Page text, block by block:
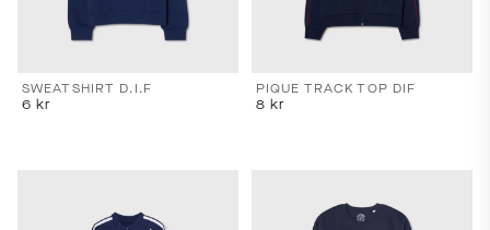
SWEATSHIRT D.I.F
6 kr
PIQUE TRACK TOP DIF
8 kr